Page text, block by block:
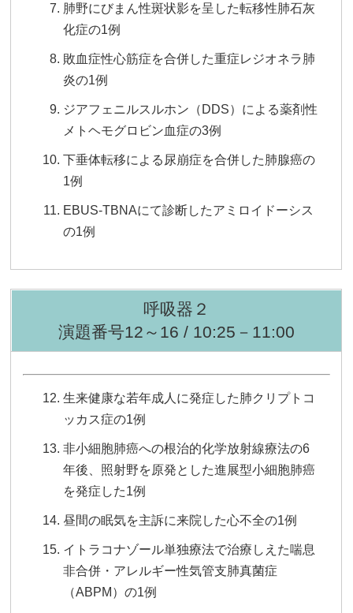
肺野にびまん性斑状影を呈した転移性肺石灰
化症の1例
敗血症性心筋症を合併した重症レジオネラ肺
炎の1例
ジアフェニルスルホン（DDS）による薬剤性
メトヘモグロビン血症の3例
下垂体転移による尿崩症を合併した肺腺癌の
1例
EBUS-TBNAにて診断したアミロイドーシス
の1例
呼吸器２
演題番号12～16 / 10:25－11:00
生来健康な若年成人に発症した肺クリプトコ
ッカス症の1例
非小細胞肺癌への根治的化学放射線療法の6
年後、照射野を原発とした進展型小細胞肺癌
を発症した1例
昼間の眠気を主訴に来院した心不全の1例
イトラコナゾール単独療法で治療しえた喘息
非合併・アレルギー性気管支肺真菌症
（ABPM）の1例